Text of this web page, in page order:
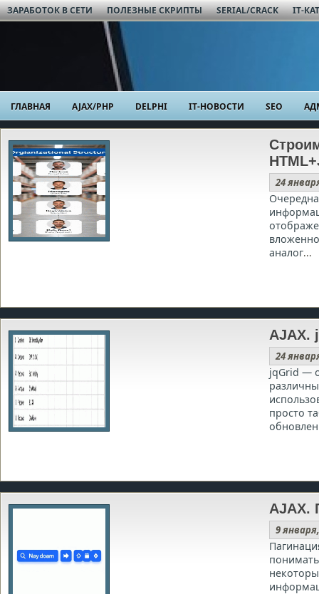
ЗАРАБОТОК В СЕТИ ПОЛЕЗНЫЕ СКРИПТЫ SERIAL/CRACK IT-
ГЛАВНАЯ AJAX/PHP DELPHI IT-НОВОСТИ SEO
24
аналог...
AJAX.
24
jqGrid —
просто
AJAX.
9